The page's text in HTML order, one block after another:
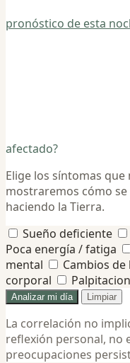
pronóstico de esta
afectado?
Elige los síntomas
mostraremos cómo
haciendo la Tierra.
Sueño deficiente
Poca energía / fatiga
mental
Cambios
corporal
Analizar mi día Limpiar
La correlación no
reflexión personal, no
preocupaciones